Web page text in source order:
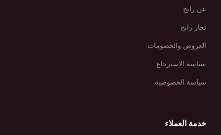
عن رابح
تجار رابح
العروض والخصومات
سياسة الإسترجاع
سياسة الخصوصية
خدمة العملاء